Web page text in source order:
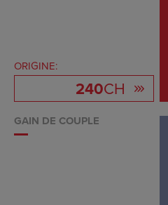
ORIGINE:
240CH
GAIN DE COUPLE